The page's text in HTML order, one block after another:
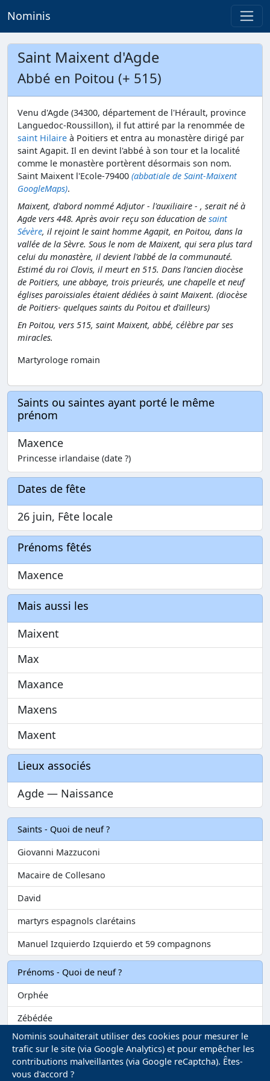
Nominis
Saint Maixent d'Agde
Abbé en Poitou (+ 515)
Venu d'Agde (34300, département de l'Hérault, province
Languedoc-Roussillon), il fut attiré par la renommée de
saint Hilaire à Poitiers et entra au monastère dirigé par
saint Agapit. Il en devint l'abbé à son tour et la localité
comme le monastère portèrent désormais son nom.
Saint Maixent l'Ecole-79400 (abbatiale de Saint-Maixent
GoogleMaps).
Maixent, d'abord nommé Adjutor - l'auxiliaire - , serait né à
Agde vers 448. Après avoir reçu son éducation de saint
Sévère, il rejoint le saint homme Agapit, en Poitou, dans la
vallée de la Sèvre. Sous le nom de Maixent, qui sera plus tard
celui du monastère, il devient l'abbé de la communauté.
Estimé du roi Clovis, il meurt en 515. Dans l'ancien diocèse
de Poitiers, une abbaye, trois prieurés, une chapelle et neuf
églises paroissiales étaient dédiées à saint Maixent. (diocèse
de Poitiers- quelques saints du Poitou et d'ailleurs)
En Poitou, vers 515, saint Maixent, abbé, célèbre par ses
miracles.
Martyrologe romain
Saints ou saintes ayant porté le même
prénom
Maxence
Princesse irlandaise (date ?)
Dates de fête
26 juin, Fête locale
Prénoms fêtés
Maxence
Mais aussi les
Maixent
Max
Maxance
Maxens
Maxent
Lieux associés
Agde — Naissance
Saints - Quoi de neuf ?
Giovanni Mazzuconi
Macaire de Collesano
David
martyrs espagnols clarétains
Manuel Izquierdo Izquierdo et 59 compagnons
Prénoms - Quoi de neuf ?
Orphée
Zébédée
Melvil
Matilin
Nominis souhaiterait utiliser des cookies pour mesurer le
trafic sur le site (via Google Analytics) et pour empêcher les
contributions malveillantes (via Google reCaptcha). Êtes-
vous d'accord ?